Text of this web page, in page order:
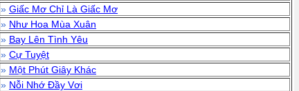
» Giấc Mơ Chỉ Là Giấc Mơ
» Như Hoa Mùa Xuân
» Bay Lên Tình Yêu
» Cự Tuyệt
» Một Phút Giây Khác
» Nỗi Nhớ Đầy Vơi